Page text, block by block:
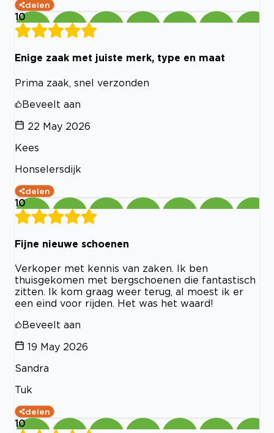
delen
10
Enige zaak met juiste merk, type en maat
Prima zaak, snel verzonden
Beveelt aan
22 May 2026
Kees
Honselersdijk
delen
10
Fijne nieuwe schoenen
Verkoper met kennis van zaken. Ik ben
thuisgekomen met bergschoenen die fantastisch
zitten. Ik kom graag weer terug, al moest ik er
een eind voor rijden. Het was het waard!
Beveelt aan
19 May 2026
Sandra
Tuk
delen
10